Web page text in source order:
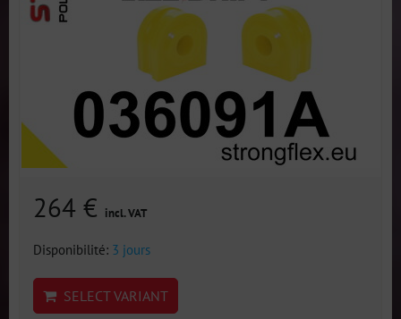
264 € incl. VAT
Disponibilité: 3 jours
SELECT VARIANT